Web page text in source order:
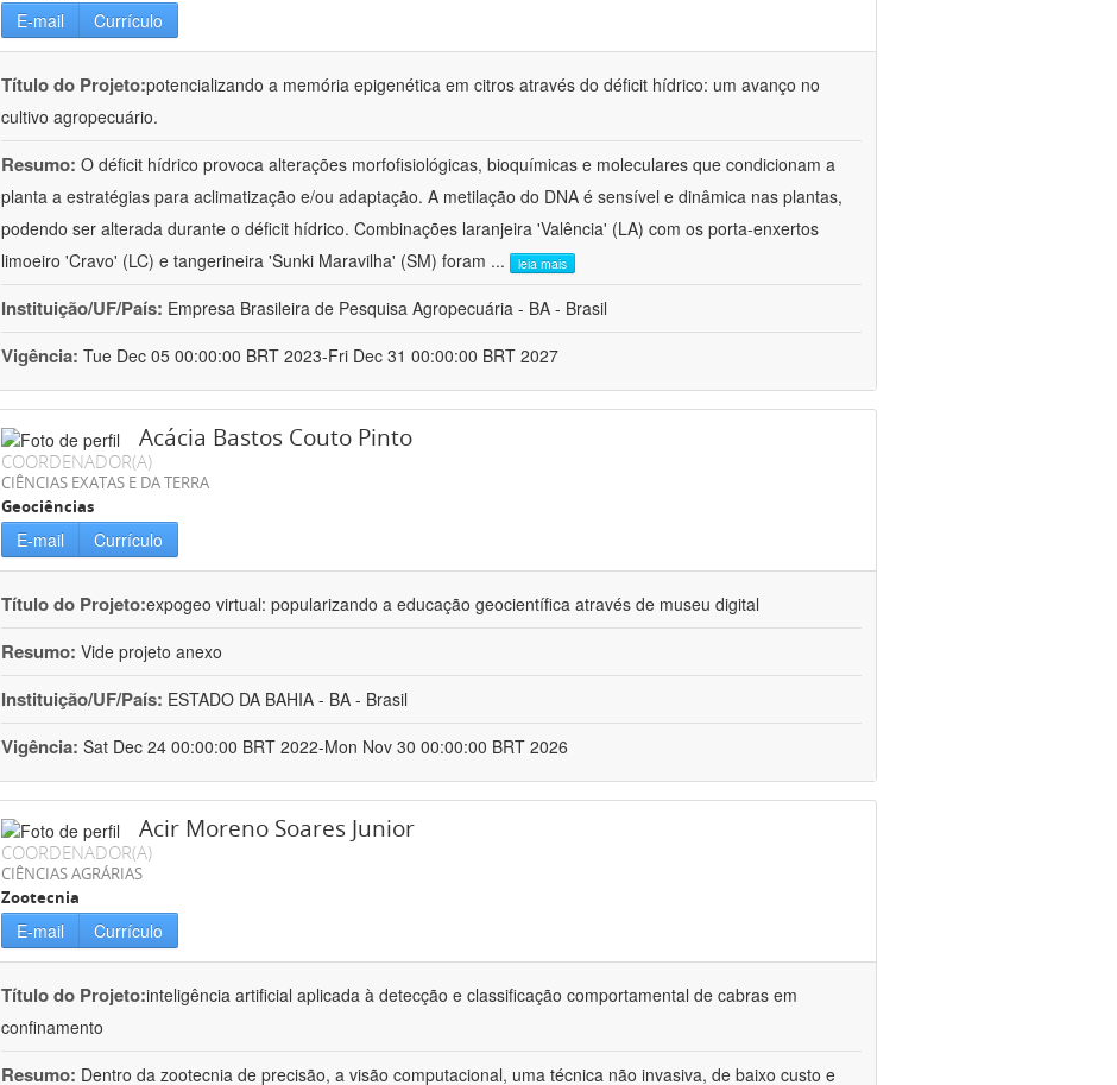
E-mail Currículo
Título do Projeto:potencializando a memória epigenética em citros através do déficit hídrico: um avanço no
cultivo agropecuário.
Resumo: O déficit hídrico provoca alterações morfofisiológicas, bioquímicas e moleculares que condicionam a
planta a estratégias para aclimatização e/ou adaptação. A metilação do DNA é sensível e dinâmica nas plantas,
podendo ser alterada durante o déficit hídrico. Combinações laranjeira 'Valência' (LA) com os porta-enxertos
limoeiro 'Cravo' (LC) e tangerineira 'Sunki Maravilha' (SM) foram ... leia mais
Instituição/UF/País: Empresa Brasileira de Pesquisa Agropecuária - BA - Brasil
Vigência: Tue Dec 05 00:00:00 BRT 2023-Fri Dec 31 00:00:00 BRT 2027
Acácia Bastos Couto Pinto
COORDENADOR(A)
CIÊNCIAS EXATAS E DA TERRA
Geociências
E-mail Currículo
Título do Projeto:expogeo virtual: popularizando a educação geocientífica através de museu digital
Resumo: Vide projeto anexo
Instituição/UF/País: ESTADO DA BAHIA - BA - Brasil
Vigência: Sat Dec 24 00:00:00 BRT 2022-Mon Nov 30 00:00:00 BRT 2026
Acir Moreno Soares Junior
COORDENADOR(A)
CIÊNCIAS AGRÁRIAS
Zootecnia
E-mail Currículo
Título do Projeto:inteligência artificial aplicada à detecção e classificação comportamental de cabras em
confinamento
Resumo: Dentro da zootecnia de precisão, a visão computacional, uma técnica não invasiva, de baixo custo e